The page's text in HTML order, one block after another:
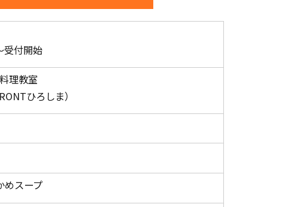
受付開始
理教室
ひろしま）
めスープ